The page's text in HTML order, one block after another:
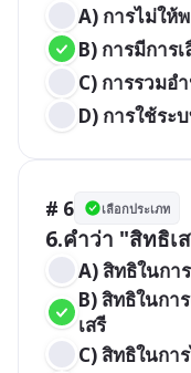
A) การไม่ให้
B) การมีการ
C) การรวมอ
D) การใช้ระ
# 6 เลือกประเภท
6.คำว่า "สิทธิเ
A) สิทธิในกา
B) สิทธิในกา
เสรี
C) สิทธิในกา